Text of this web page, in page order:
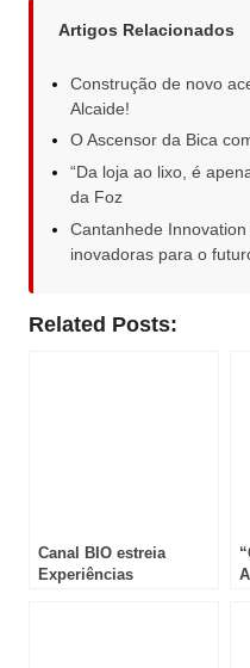
Artigos Relacionados
Construção de novo
Alcaide!
O Ascensor da Bica
“Da loja ao lixo, é
da Foz
Cantanhede
inovadoras para o
Related Posts:
Canal BIO estreia
Experiências